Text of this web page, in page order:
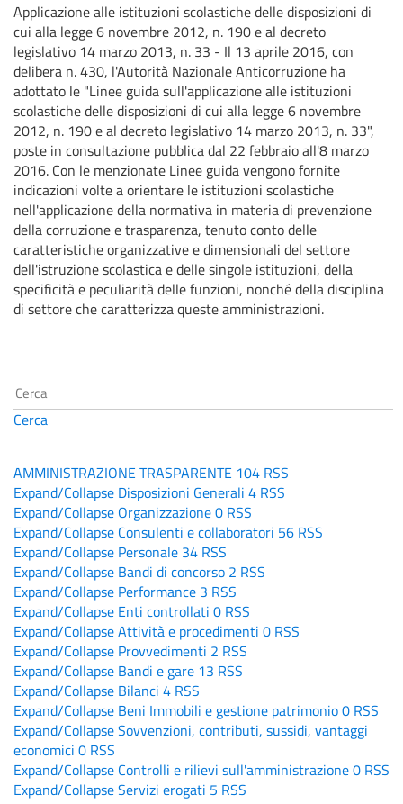
Applicazione alle istituzioni scolastiche delle disposizioni di
cui alla legge 6 novembre 2012, n. 190 e al decreto
legislativo 14 marzo 2013, n. 33 - Il 13 aprile 2016, con
delibera n. 430, l'Autorità Nazionale Anticorruzione ha
adottato le "Linee guida sull'applicazione alle istituzioni
scolastiche delle disposizioni di cui alla legge 6 novembre
2012, n. 190 e al decreto legislativo 14 marzo 2013, n. 33",
poste in consultazione pubblica dal 22 febbraio all'8 marzo
2016. Con le menzionate Linee guida vengono fornite
indicazioni volte a orientare le istituzioni scolastiche
nell'applicazione della normativa in materia di prevenzione
della corruzione e trasparenza, tenuto conto delle
caratteristiche organizzative e dimensionali del settore
dell'istruzione scolastica e delle singole istituzioni, della
specificità e peculiarità delle funzioni, nonché della disciplina
di settore che caratterizza queste amministrazioni.
Cerca
AMMINISTRAZIONE TRASPARENTE 104 RSS
Expand/Collapse Disposizioni Generali 4 RSS
Expand/Collapse Organizzazione0 RSS
Expand/Collapse Consulenti e collaboratori 56 RSS
Expand/Collapse Personale 34 RSS
Expand/Collapse Bandi di concorso 2 RSS
Expand/Collapse Performance 3 RSS
Expand/Collapse Enti controllati 0 RSS
Expand/CollapseAttività e procedimenti 0 RSS
Expand/Collapse Provvedimenti 2 RSS
Expand/Collapse Bandi e gare 13 RSS
Expand/Collapse Bilanci 4 RSS
Expand/Collapse Beni Immobili e gestione patrimonio0 RSS
Expand/CollapseSovvenzioni, contributi, sussidi, vantaggi
economici 0 RSS
Expand/Collapse Controlli e rilievi sull'amministrazione0 RSS
Expand/CollapseServizi erogati 5 RSS